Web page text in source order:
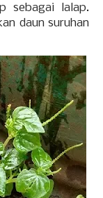
sebagai lalap.
daun suruhan